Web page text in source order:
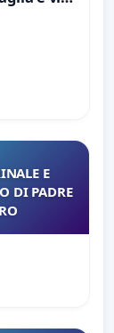
E
DI PADRE